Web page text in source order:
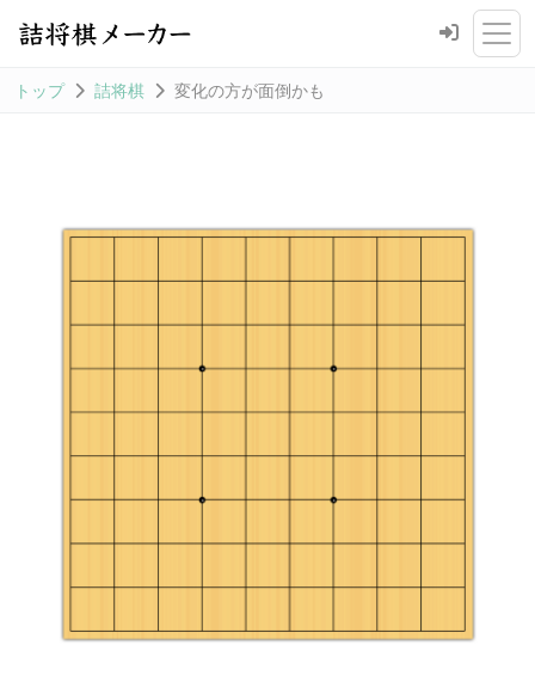
トップ 詰将棋 変化の方が面倒かも